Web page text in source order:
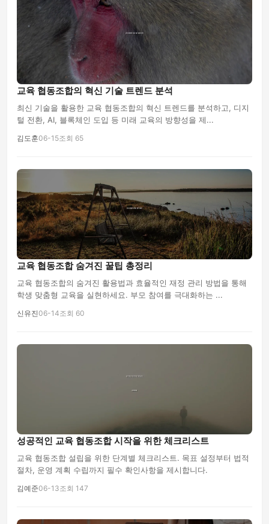
교육 협동조합의 혁신 기술 트렌드 분석
최신 기술을 활용한 교육 협동조합의 혁신 트렌드를 분석하고, 디지
털 전환, AI, 블록체인 도입 등 미래 교육의 방향성을 제...
김도훈06-15조회 65
교육 협동조합 숨겨진 꿀팁 총정리
교육 협동조합의 숨겨진 활용법과 효율적인 재정 관리 방법을 통해
학생 맞춤형 교육을 실현하세요. 부모 참여를 극대화하는 ...
신유진06-14조회 60
성공적인 교육 협동조합 시작을 위한 체크리스트
교육 협동조합 설립을 위한 단계별 체크리스트. 목표 설정부터 법적
절차, 운영 계획 수립까지 필수 확인사항을 제시합니다.
김예준06-13조회 147